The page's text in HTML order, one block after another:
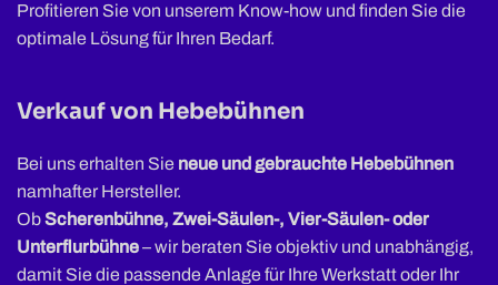
Profitieren Sie von unserem Know-how und finden Sie die
optimale Lösung für Ihren Bedarf.
Verkauf von Hebebühnen
Bei uns erhalten Sie neue und gebrauchte Hebebühnen
namhafter Hersteller.
ObScherenbühne, Zwei-Säulen-, Vier-Säulen- oder
Unterflurbühne– wir beraten Sie objektiv und unabhängig,
damit Sie die passende Anlage für Ihre Werkstatt oder Ihr